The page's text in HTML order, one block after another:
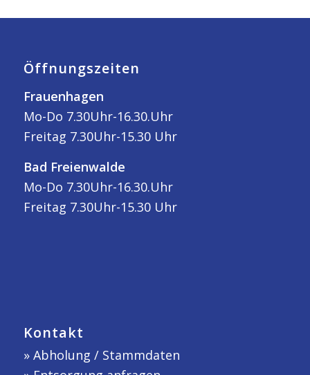
Öffnungszeiten
Frauenhagen
Mo-Do 7.30Uhr-16.30.Uhr
Freitag 7.30Uhr-15.30 Uhr
Bad Freienwalde
Mo-Do 7.30Uhr-16.30.Uhr
Freitag 7.30Uhr-15.30 Uhr
Kontakt
» Abholung / Stammdaten